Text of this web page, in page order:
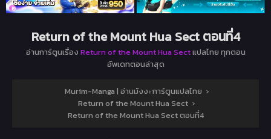
Return of the Mount Hua Sect ตอนที่4
อ่านการ์ตูนเรื่อง Return of the Mount Hua Sectแปลไทย ทุกตอน
อัพเดทตอนล่าสุด
Murim-Manga | อ่านมังงะ การ์ตูนแปลไทย ›
Return of the Mount Hua Sect ›
Return of the Mount Hua Sect ตอนที่4